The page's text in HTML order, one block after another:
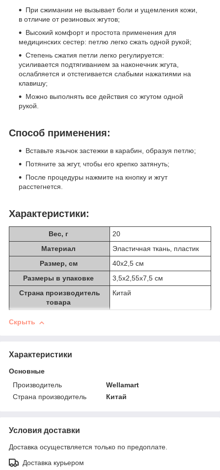
При сжимании не вызывает боли и ущемления кожи,
в отличие от резиновых жгутов;
Высокий комфорт и простота применения для
медицинских сестер: петлю легко сжать одной рукой;
Степень сжатия петли легко регулируется:
усиливается подтягиванием за наконечник жгута,
ослабляется и отстегивается слабыми нажатиями на
клавишу;
Можно выполнять все действия со жгутом одной
рукой.
Способ применения:
Вставьте язычок застежки в карабин, образуя петлю;
Потяните за жгут, чтобы его крепко затянуть;
После процедуры нажмите на кнопку и жгут
расстегнется.
Характеристики:
Вес, г
20
Материал
Эластичная ткань, пластик
Размер, см
40х2,5 см
Размеры в упаковке
3,5х2,55х7,5 см
Страна производитель
товара
Китай
Скрыть
Характеристики
Основные
Производитель
Wellamart
Страна производитель
Китай
Условия доставки
Доставка осуществляется только по предоплате.
Доставка курьером